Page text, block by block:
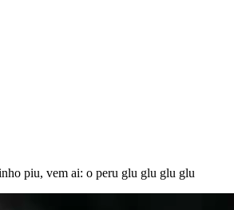
piu, vem ai: o peru glu glu glu glu